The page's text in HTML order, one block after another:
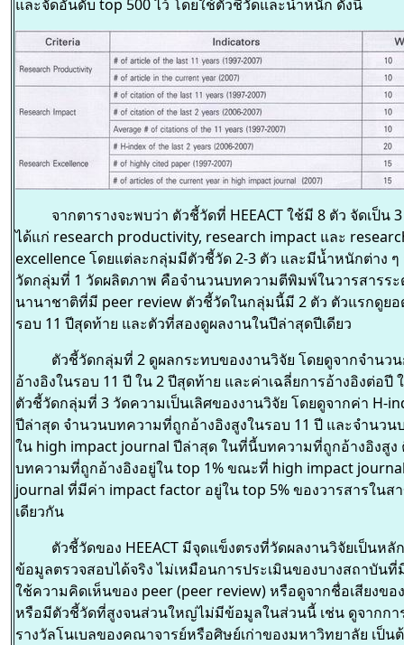
และจัดอันดับ top 500 ไว้ โดยใช้ตัวชี้วัดและน้ำหนัก ดังนี้
จากตารางจะพบว่า ตัวชี้วัดที่ HEEACT ใช้มี 8 ตัว จัดเป็น
ได้แก่ research productivity, research impact และ
excellence โดยแต่ละกลุ่มมีตัวชี้วัด 2-3 ตัว และมีน้ำหนักต่าง
วัดกลุ่มที่ 1 วัดผลิตภาพ คือจำนวนบทความตีพิมพ์ในวารสารร
นานาชาติที่มี peer review ตัวชี้วัดในกลุ่มนี้มี 2 ตัว ตัวแรกดูย
รอบ 11 ปีสุดท้าย และตัวที่สองดูผลงานในปีล่าสุดปีเดียว
ตัวชี้วัดกลุ่มที่ 2 ดูผลกระทบของงานวิจัย โดยดูจากจำนว
อ้างอิงในรอบ 11 ปี ใน 2 ปีสุดท้าย และค่าเฉลี่ยการอ้างอิงต่อ
ตัวชี้วัดกลุ่มที่ 3 วัดความเป็นเลิศของงานวิจัย โดยดูจากค่า H-
ปีล่าสุด จำนวนบทความที่ถูกอ้างอิงสูงในรอบ 11 ปี และจำนวน
ใน high impact journal ปีล่าสุด ในที่นี้บทความที่ถูกอ้างอิงสูง
บทความที่ถูกอ้างอิงอยู่ใน top 1% ขณะที่ high impact
journal ที่มีค่า impact factor อยู่ใน top 5% ของวารสารในส
เดียวกัน
ตัวชี้วัดของ HEEACT มีจุดแข็งตรงที่วัดผลงานวิจัยเป็นหลั
ข้อมูลตรวจสอบได้จริง ไม่เหมือนการประเมินของบางสถาบัน
ใช้ความคิดเห็นของ peer (peer review) หรือดูจากชื่อเสียงขอ
หรือมีตัวชี้วัดที่สูงจนส่วนใหญ่ไม่มีข้อมูลในส่วนนี้ เช่น ดูจากกา
รางวัลโนเบลของคณาจารย์หรือศิษย์เก่าของมหาวิทยาลัย เป็น